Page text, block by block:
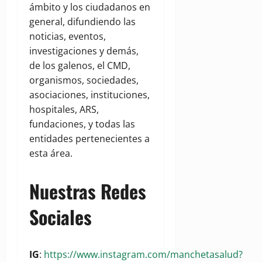
ámbito y los ciudadanos en
general, difundiendo las
noticias, eventos,
investigaciones y demás,
de los galenos, el CMD,
organismos, sociedades,
asociaciones, instituciones,
hospitales, ARS,
fundaciones, y todas las
entidades pertenecientes a
esta área.
Nuestras Redes
Sociales
IG: https://www.instagram.com/manchetasalud?